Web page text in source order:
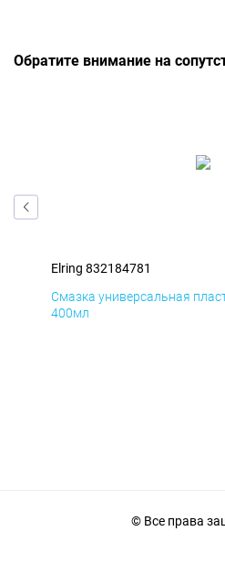
Обратите внимание на
Elring 832184781
Смазка универсальная
400мл
© Все права